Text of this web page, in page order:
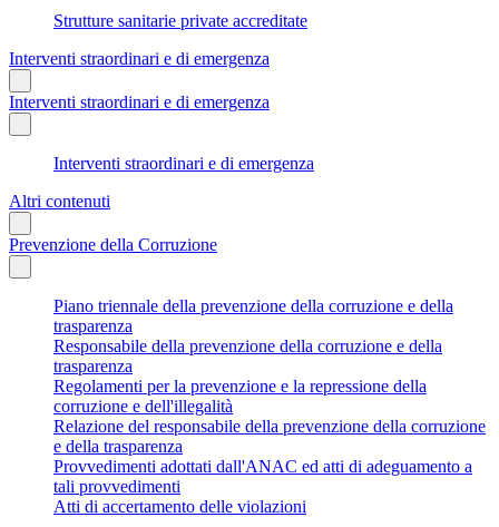
Strutture sanitarie private accreditate
Interventi straordinari e di emergenza
Interventi straordinari e di emergenza
Interventi straordinari e di emergenza
Altri contenuti
Prevenzione della Corruzione
Piano triennale della prevenzione della corruzione e della
trasparenza
Responsabile della prevenzione della corruzione e della
trasparenza
Regolamenti per la prevenzione e la repressione della
corruzione e dell'illegalità
Relazione del responsabile della prevenzione della corruzione
e della trasparenza
Provvedimenti adottati dall'ANAC ed atti di adeguamento a
tali provvedimenti
Atti di accertamento delle violazioni